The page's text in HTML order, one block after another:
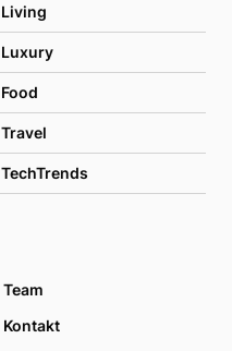
Living
Luxury
Food
Travel
TechTrends
Team
Kontakt